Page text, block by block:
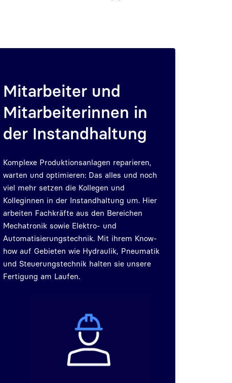
Mitarbeiter und
Mitarbeiterinnen in
der Instandhaltung
Komplexe Produktionsanlagen reparieren,
warten und optimieren: Das alles und noch
viel mehr setzen die Kollegen und
Kolleginnen in der Instandhaltung um. Hier
arbeiten Fachkräfte aus den Bereichen
Mechatronik sowie Elektro- und
Automatisierungstechnik. Mit ihrem Know-
how auf Gebieten wie Hydraulik, Pneumatik
und Steuerungstechnik halten sie unsere
Fertigung am Laufen.